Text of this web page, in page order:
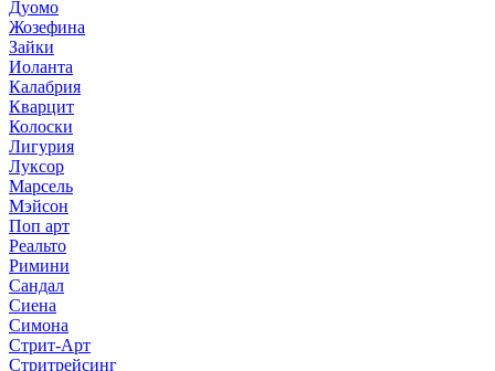
Дуомо
Жозефина
Зайки
Иоланта
Калабрия
Кварцит
Колоски
Лигурия
Луксор
Марсель
Мэйсон
Поп арт
Реальто
Римини
Сандал
Сиена
Симона
Стрит-Арт
Стритрейсинг